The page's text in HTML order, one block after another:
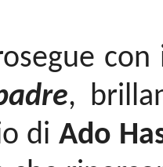
,
di Ado